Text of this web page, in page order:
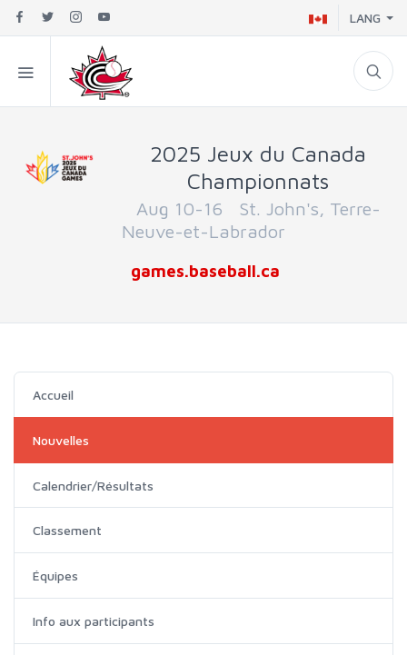
LANG
2025 Jeux du Canada
Championnats
Aug 10-16 St. John's, Terre-
Neuve-et-Labrador
games.baseball.ca
Accueil
Nouvelles
Calendrier/Résultats
Classement
Équipes
Info aux participants